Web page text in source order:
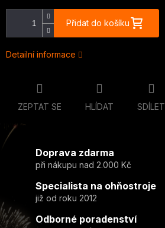
Přidat do košíku
Detailní informace
ZEPTAT SE HLÍDAT SDÍLET
Doprava zdarma
při nákupu nad 2.000 Kč
Specialista na ohňostroje
již od roku 2012
Odborné poradenství